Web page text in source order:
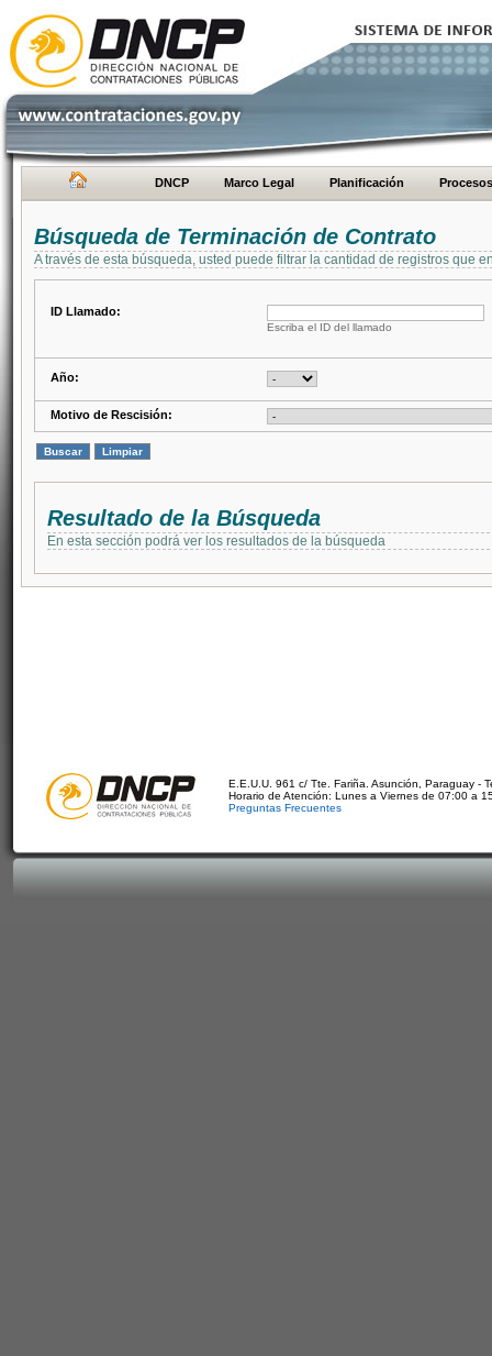
DNCP Marco Legal Planificación Procesos
Búsqueda de Terminación de Contrato
A través de esta búsqueda, usted puede filtrar la cantidad de registros que
ID Llamado:
Escriba el ID del llamado
Año:
Motivo de Rescisión:
Resultado de la Búsqueda
En esta sección podrá ver los resultados de la búsqueda
E.E.U.U. 961 c/ Tte. Fariña. Asunción, Paraguay -
Horario de Atención: Lunes a Viernes de 07:00 a
Preguntas Frecuentes